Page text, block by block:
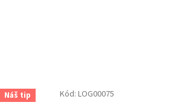
Náš tip Kód: LOG00075